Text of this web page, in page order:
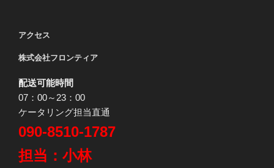
アクセス
株式会社フロンティア
配送可能時間
07：00～23：00
ケータリング担当直通
090-8510-1787
担当：小林